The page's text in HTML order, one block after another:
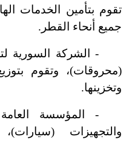
تقوم بتأمين الخدمات
جميع أنحاء القطر.
-الشركة السورية
(محروقات)، وتقوم بتوزيع
وتخزينها.
-المؤسسة العامة
والتجهيزات